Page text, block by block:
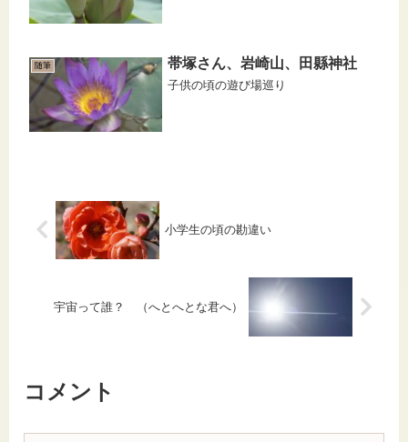
随筆 帯塚さん、岩崎山、田縣神社
子供の頃の遊び場巡り
小学生の頃の勘違い
宇宙って誰？ （へとへとな君へ）
コメント